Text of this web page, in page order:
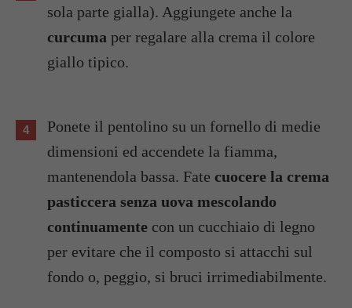
sola parte gialla). Aggiungete anche la
curcuma per regalare alla crema il colore
giallo tipico.
Ponete il pentolino su un fornello di medie
dimensioni ed accendete la fiamma,
mantenendola bassa. Fate cuocere la crema
pasticcera senza uova mescolando
continuamente con un cucchiaio di legno
per evitare che il composto si attacchi sul
fondo o, peggio, si bruci irrimediabilmente.